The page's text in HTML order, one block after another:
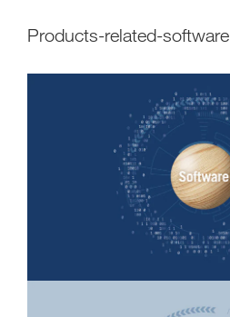
products-related-software